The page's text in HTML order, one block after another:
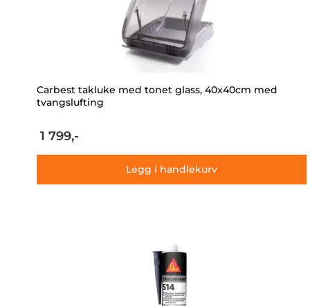
Carbest takluke med tonet glass, 40x40cm med
tvangslufting
1 799,-
Legg i handlekurv